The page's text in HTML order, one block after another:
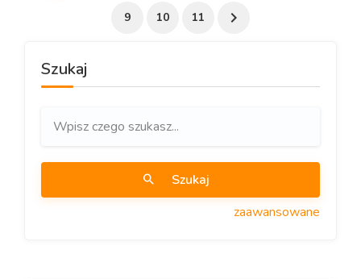
9 10 11
Szukaj
Szukaj
zaawansowane